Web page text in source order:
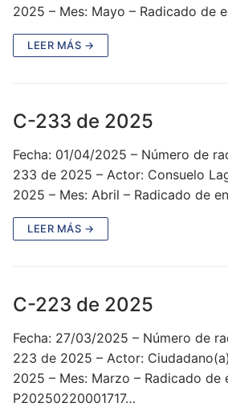
2025 – Mes: Mayo – Radicado de
LEER MÁS →
C-233 de 2025
Fecha: 01/04/2025 – Número de
233 de 2025 – Actor: Consuelo
2025 – Mes: Abril – Radicado de
LEER MÁS →
C-223 de 2025
Fecha: 27/03/2025 – Número de
223 de 2025 – Actor:
2025 – Mes: Marzo – Radicado de
P20250220001717…